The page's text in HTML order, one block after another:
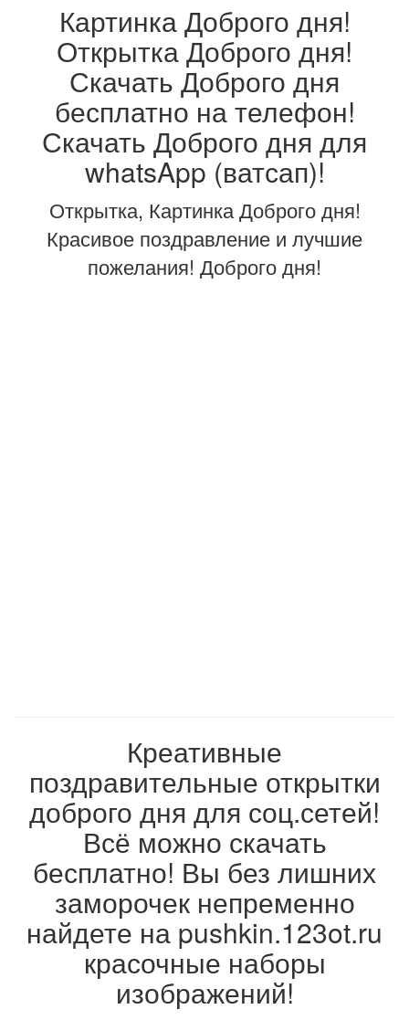
Картинка Доброго дня!
Открытка Доброго дня!
Скачать Доброго дня
бесплатно на телефон!
Скачать Доброго дня для
whatsApp (ватсап)!
Открытка, Картинка Доброго дня!
Красивое поздравление и лучшие
пожелания! Доброго дня!
Креативные
поздравительные открытки
доброго дня для соц.сетей!
Всё можно скачать
бесплатно! Вы без лишних
заморочек непременно
найдете на pushkin.123ot.ru
красочные наборы
изображений!